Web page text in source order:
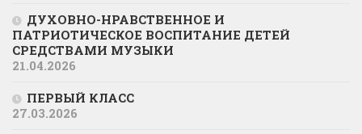
ДУХОВНО-НРАВСТВЕННОЕ И
ПАТРИОТИЧЕСКОЕ ВОСПИТАНИЕ ДЕТЕЙ
СРЕДСТВАМИ МУЗЫКИ
21.04.2026
ПЕРВЫЙ КЛАСС
27.03.2026